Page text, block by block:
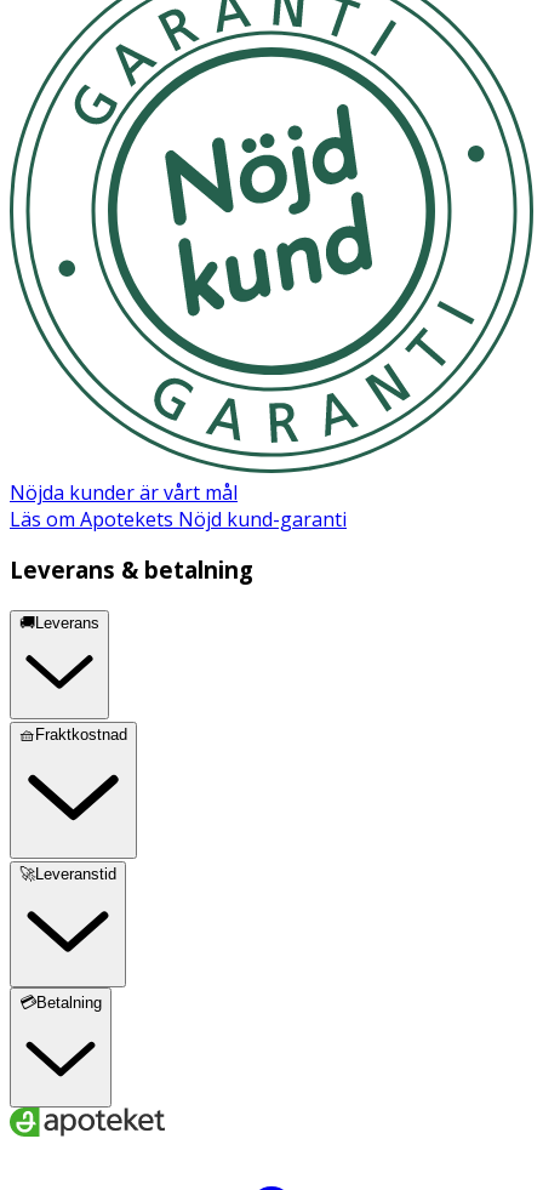
För att säkerställa säkerhet och hygien, byt napp efter 1-
2 månader. Provdra alltid nappen före varje användning.
Lämna inte nappen i direkt solljus eller nära en
värmekälla.
OK för gravida och ammande:
Ja
Ingredienser:
Sköld/Knopp: Polypropen (PP) Sugdel: Silikon Lyser tack
vare strontium aluminate, ett kontrollerat och godkänt
ämne, som blandas med plasten.
Märkning
FSC Forest Steward Council Mix
Nöjda kunder är vårt mål
Läs om Apotekets Nöjd kund-garanti
Leverans & betalning
🚚Leverans
🧺Fraktkostnad
🚀Leveranstid
💳Betalning